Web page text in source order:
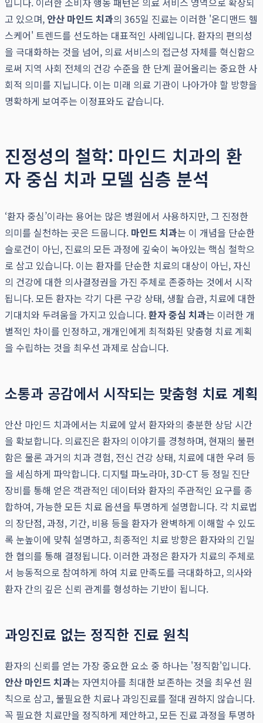
고 있으며, 안산 마인드 치과의 365일 진료는 이러한 '온디맨드 헬
스케어' 트렌드를 선도하는 대표적인 사례입니다. 환자의 편의성
을 극대화하는 것을 넘어, 의료 서비스의 접근성 자체를 혁신함으
로써 지역 사회 전체의 건강 수준을 한 단계 끌어올리는 중요한 사
회적 의미를 지닙니다. 이는 미래 의료 기관이 나아가야 할 방향을
명확하게 보여주는 이정표와도 같습니다.
진정성의 철학: 마인드 치과의 환
자 중심 치과 모델 심층 분석
‘환자 중심’이라는 용어는 많은 병원에서 사용하지만, 그 진정한
의미를 실천하는 곳은 드뭅니다. 마인드 치과는 이 개념을 단순한
슬로건이 아닌, 진료의 모든 과정에 깊숙이 녹아있는 핵심 철학으
로 삼고 있습니다. 이는 환자를 단순한 치료의 대상이 아닌, 자신
의 건강에 대한 의사결정권을 가진 주체로 존중하는 것에서 시작
됩니다. 모든 환자는 각기 다른 구강 상태, 생활 습관, 치료에 대한
기대치와 두려움을 가지고 있습니다.환자 중심 치과는 이러한 개
별적인 차이를 인정하고, 개개인에게 최적화된 맞춤형 치료 계획
을 수립하는 것을 최우선 과제로 삼습니다.
소통과 공감에서 시작되는 맞춤형 치료 계획
안산 마인드 치과에서는 치료에 앞서 환자와의 충분한 상담 시간
을 확보합니다. 의료진은 환자의 이야기를 경청하며, 현재의 불편
함은 물론 과거의 치과 경험, 전신 건강 상태, 치료에 대한 우려 등
을 세심하게 파악합니다. 디지털 파노라마, 3D-CT 등 정밀 진단
장비를 통해 얻은 객관적인 데이터와 환자의 주관적인 요구를 종
합하여, 가능한 모든 치료 옵션을 투명하게 설명합니다. 각 치료법
의 장단점, 과정, 기간, 비용 등을 환자가 완벽하게 이해할 수 있도
록 눈높이에 맞춰 설명하고, 최종적인 치료 방향은 환자와의 긴밀
한 협의를 통해 결정됩니다. 이러한 과정은 환자가 치료의 주체로
서 능동적으로 참여하게 하여 치료 만족도를 극대화하고, 의사와
환자 간의 깊은 신뢰 관계를 형성하는 기반이 됩니다.
과잉진료 없는 정직한 진료 원칙
환자의 신뢰를 얻는 가장 중요한 요소 중 하나는 '정직함'입니다.
안산 마인드 치과는 자연치아를 최대한 보존하는 것을 최우선 원
칙으로 삼고, 불필요한 치료나 과잉진료를 절대 권하지 않습니다.
꼭 필요한 치료만을 정직하게 제안하고, 모든 진료 과정을 투명하